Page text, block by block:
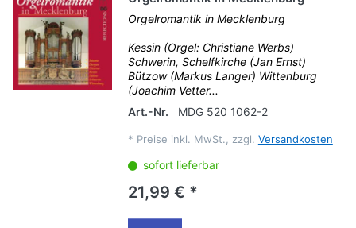
Orgelromantik in Mecklenburg
Kessin (Orgel: Christiane Werbs)
Schwerin, Schelfkirche (Jan Ernst)
Bützow (Markus Langer) Wittenburg
(Joachim Vetter...
Art.-Nr.
MDG 520 1062-2
* Preise inkl. MwSt., zzgl. Versandkosten
sofort lieferbar
21,99 € *